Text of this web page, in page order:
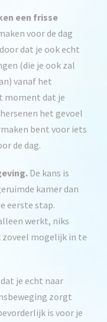
een frisse
voor de dag
dat je ook echt
(die je ook zal
vanaf het
moment dat je
het gevoel
bent voor iets
de dag.
De kans is
kamer dan
eerste stap.
werkt, niks
zoveel mogelijk in te
je echt naar
zorgt
is voor je